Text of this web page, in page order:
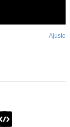
Ajuste